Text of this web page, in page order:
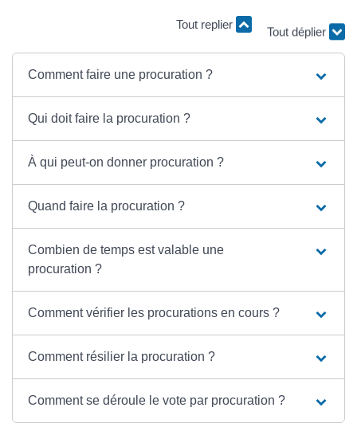
Tout replier
Tout déplier
Comment faire une procuration ?
Qui doit faire la procuration ?
À qui peut-on donner procuration ?
Quand faire la procuration ?
Combien de temps est valable une
procuration ?
Comment vérifier les procurations en cours ?
Comment résilier la procuration ?
Comment se déroule le vote par procuration ?